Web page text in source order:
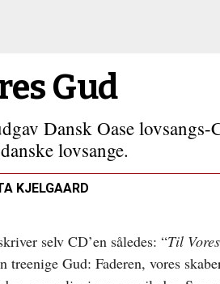
Gud
Dansk Oase lovsangs-
lovsange.
KJELGAARD
selv CD’en således: “Til
treenige Gud: Faderen, vores